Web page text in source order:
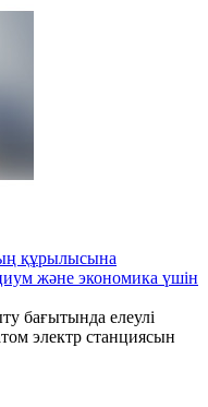
құрылысына
және экономика үшін
бағытында елеулі
электр станциясын